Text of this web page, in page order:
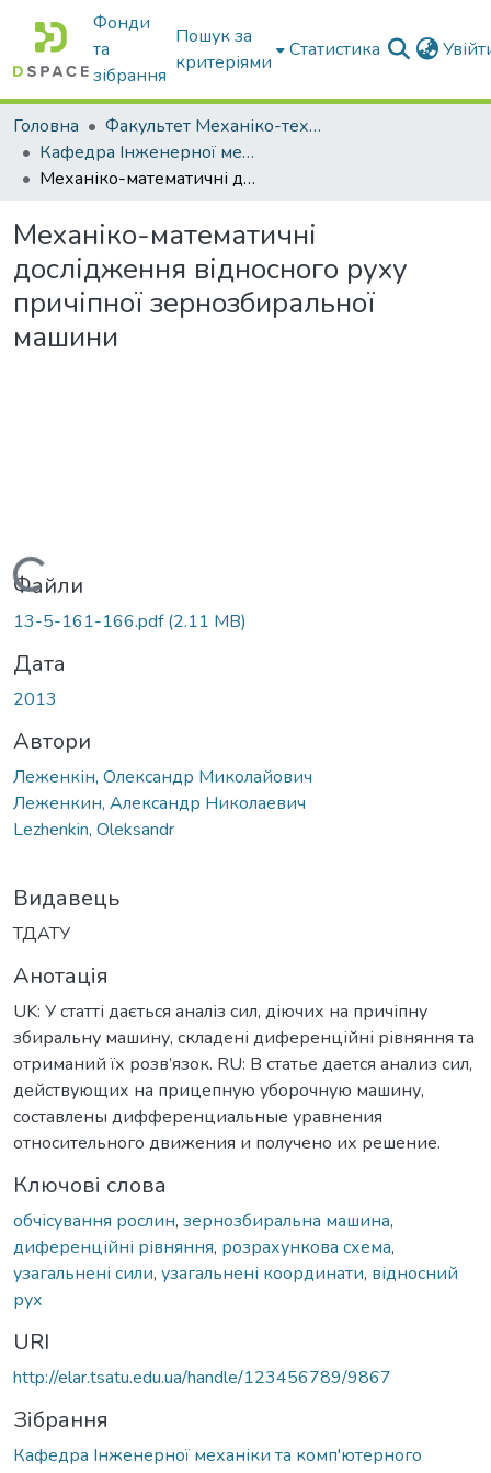
Фонди
та
зібрання
Пошук за
критеріями
Статистика
Головна
Факультет Механіко-технологічний
Кафедра Інженерної механіки та комп'ютерного проектування
Механіко-математичні дослідження відносного руху причіпної зернозбиральної машини
Механіко-математичні
дослідження відносного руху
причіпної зернозбиральної
машини
Вантажиться...
Файли
13-5-161-166.pdf(2.11 MB)
Дата
2013
Автори
Леженкін, Олександр Миколайович
Леженкин, Александр Николаевич
Lezhenkin, Oleksandr
Видавець
ТДАТУ
Анотація
UK: У статті дається аналіз сил, діючих на причіпну
збиральну машину, складені диференційні рівняння та
отриманий їх розв’язок. RU: В статье дается анализ сил,
действующих на прицепную уборочную машину,
составлены дифференциальные уравнения
относительного движения и получено их решение.
Ключові слова
обчісування рослин, зернозбиральна машина,
диференційні рівняння, розрахункова схема,
узагальнені сили, узагальнені координати, відносний
рух
URI
http://elar.tsatu.edu.ua/handle/123456789/9867
Зібрання
Кафедра Інженерної механіки та комп'ютерного